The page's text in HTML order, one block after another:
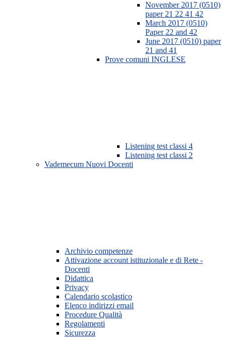
November 2017 (0510)
paper 21 22 41 42
March 2017 (0510)
Paper 22 and 42
June 2017 (0510) paper
21 and 41
Prove comuni INGLESE
Listening test classi 4
Listening test classi 2
Vademecum Nuovi Docenti
Archivio competenze
Attivazione account istituzionale e di Rete -
Docenti
Didattica
Privacy
Calendario scolastico
Elenco indirizzi email
Procedure Qualità
Regolamenti
Sicurezza